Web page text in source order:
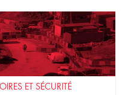
ET SÉCURITÉ